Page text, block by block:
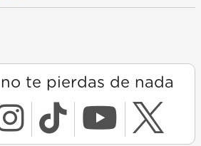
te pierdas de nada